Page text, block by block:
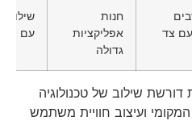
עם צד
חנות
אפליקציות
גדולה
עם צד
דורשת שילוב של טכנולוגיה
ועיצוב חוויית משתמש